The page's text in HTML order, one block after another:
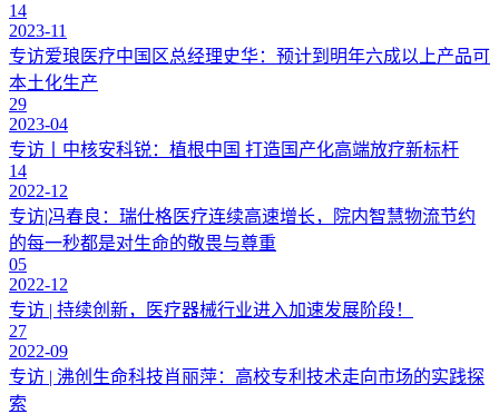
14
2023-11
专访爱琅医疗中国区总经理史华：预计到明年六成以上产品可
本土化生产
29
2023-04
专访丨中核安科锐：植根中国 打造国产化高端放疗新标杆
14
2022-12
专访|冯春良：瑞仕格医疗连续高速增长，院内智慧物流节约
的每一秒都是对生命的敬畏与尊重
05
2022-12
专访 | 持续创新，医疗器械行业进入加速发展阶段！
27
2022-09
专访 | 沸创生命科技肖丽萍：高校专利技术走向市场的实践探
索